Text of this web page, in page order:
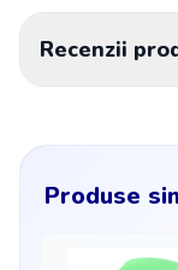
Recenzii
Produse